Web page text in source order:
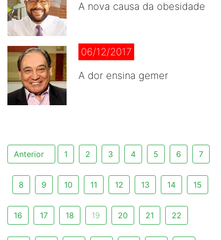
A nova causa da obesidade
06/12/2017
A dor ensina gemer
Anterior 1 2 3 4 5 6 7
8 9 10 11 12 13 14 15
16 17 18 19 20 21 22